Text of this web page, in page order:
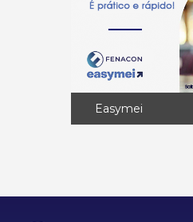
Easymei